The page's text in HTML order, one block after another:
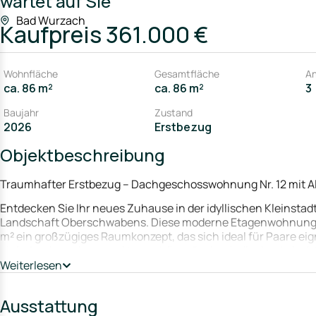
Bad Wurzach
Kaufpreis361.000 €
Wohnfläche
ca. 86 m²
Gesamtfläche
ca. 86 m² 3
Baujahr
2026
Zustand
Erstbezug
Objektbeschreibung
Traumhafter Erstbezug – Dachgeschosswohnung Nr. 12 mit
Entdecken Sie Ihr neues Zuhause in der idyllischen
Landschaft Oberschwabens. Diese moderne
m² ein großzügiges Raumkonzept, das sich ideal für Paare
lichtdurchflutete Wohnbereich bildet das Herzstück der
funktional, sondern auch ein stilistisches Highlight ist. Sie
Weiterlesen
Ausstattung